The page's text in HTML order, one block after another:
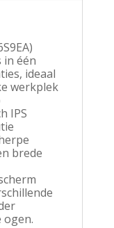
in één
ideaal
werkplek
IPS
brede
ogen.